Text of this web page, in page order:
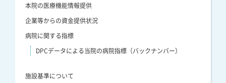
本院の医療機能情報提供
企業等からの資金提供状況
病院に関する指標
DPCデータによる当院の病院指標（バックナンバー）
施設基準について